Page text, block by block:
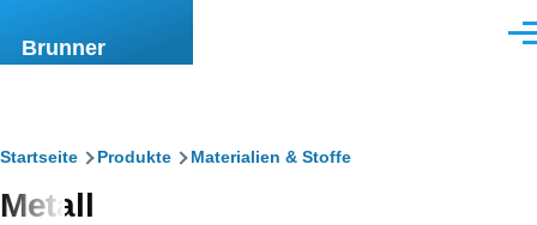
Brunner
Pfadnavigation
Startseite Produkte Materialien & Stoffe
Metall